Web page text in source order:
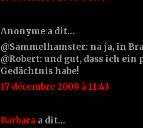
Anonyme a dit…
@Sammelhamster: na ja, in
@Robert: und gut, dass ich
Gedächtnis habe!
17 décembre 2008 à 11:43
Barbara a dit…